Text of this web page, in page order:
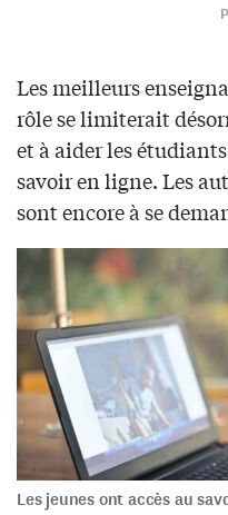
Les meilleurs
rôle se limiterait
et à aider les
savoir en ligne. Les
sont encore à se
Les jeunes ont accès au